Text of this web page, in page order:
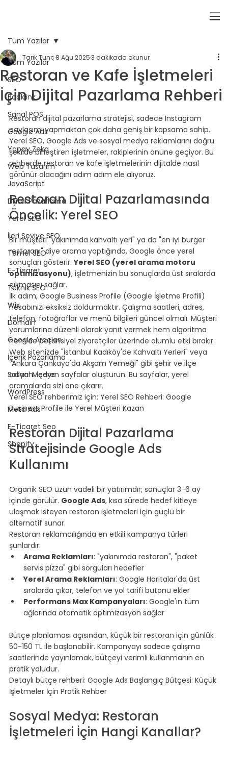
Tüm Yazılar
SEO
Backlink
Sanal POS
Google Ads
Yapay Zeka
Web Tasarım
JavaScript
Dijital Pazarlama
Yerel SEO
İleri Seviye SEO
Temel SEO
E-Ticaret
Teknik SEO
Wix
Domain
Google Araçları
İçerik Pazarlama
Sosyal Medya
WordPress
Meta Ads
E-Ticaret Seo
Shopify
Tüm Yazılar
Restoran ve Kafe İşletmeleri
İçin Dijital Pazarlama Rehberi
Tarık Tunç 8 Ağu 20253 dakikada okunur
Restoran dijital pazarlama stratejisi, sadece Instagram
paylaşımı yapmaktan çok daha geniş bir kapsama sahip.
Yerel SEO, Google Ads ve sosyal medya reklamlarını doğru
şekilde birleştiren işletmeler, rakiplerinin önüne geçiyor. Bu
rehberde restoran ve kafe işletmelerinin dijitalde nasıl
görünür olacağını adım adım ele alıyoruz.
⠀
Restoran Dijital Pazarlamasında
Öncelik: Yerel SEO
Bir müşteri "yakınımda kahvaltı yeri" ya da "en iyi burger
restoranı" diye arama yaptığında, Google önce yerel
sonuçları gösterir. Yerel SEO (yerel arama motoru
optimizasyonu), işletmenizin bu sonuçlarda üst sıralarda
çıkmasını sağlar.
İlk adım, Google Business Profile (Google İşletme Profili)
hesabınızı eksiksiz doldurmaktır. Çalışma saatleri, adres,
telefon, fotoğraflar ve menü bilgileri güncel olmalı. Müşteri
yorumlarına düzenli olarak yanıt vermek hem algoritma
hem de potansiyel ziyaretçiler üzerinde olumlu etki bırakır.
Web sitenizde "İstanbul Kadıköy'de Kahvaltı Yerleri" veya
"Ankara Çankaya'da Akşam Yemeği" gibi şehir ve ilçe
adlarını içeren sayfalar oluşturun. Bu sayfalar, yerel
aramalarda sizi öne çıkarır.
Yerel SEO rehberimiz için: Yerel SEO Rehberi: Google
Business Profile ile Yerel Müşteri Kazan
Restoran Dijital Pazarlama
Stratejisinde Google Ads
Kullanımı
Organik SEO uzun vadeli bir yatırımdır; sonuçlar 3-6 ay
içinde görülür. Google Ads, kısa sürede hedef kitleye
ulaşmak isteyen restoran işletmeleri için güçlü bir
alternatif sunar.
Restoran reklamcılığında en etkili kampanya türleri
şunlardır:
Arama Reklamları: "yakınımda restoran", "paket
servis pizza" gibi sorguları hedefler
Yerel Arama Reklamları: Google Haritalar'da üst
sıralarda çıkar, telefon ve yol tarifi butonu ekler
Performans Max Kampanyaları: Google'ın tüm
ağlarında otomatik optimizasyon sağlar
Bütçe planlaması açısından, küçük bir restoran için günlük
50-150 TL ile başlanabilir. Kampanyayı sadece çalışma
saatlerinde yayınlamak, bütçeyi verimli kullanmanın en
pratik yoludur.
Detaylı bütçe rehberi: Google Ads Başlangıç Bütçesi: Küçük
İşletmeler İçin Pratik Rehber
Sosyal Medya: Restoran
İşletmeleri İçin Hangi Kanallar?